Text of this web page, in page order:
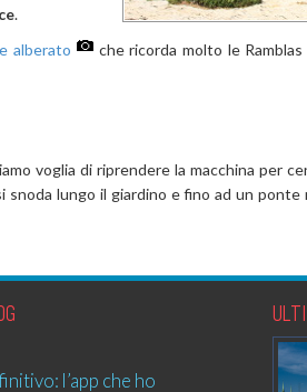
.
alberato
che ricorda molto le
voglia di riprendere la macchina per
lungo il giardino e fino ad un ponte
l’app che ho